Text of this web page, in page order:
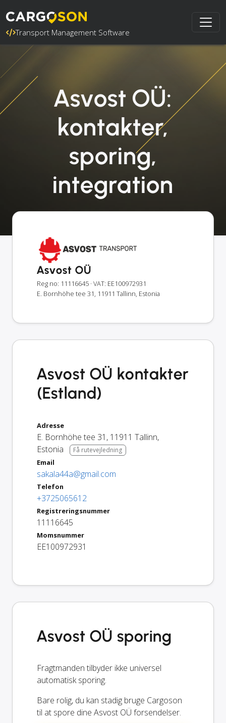
Transport Management Software
Asvost OÜ:
kontakter,
sporing,
integration
Asvost OÜ
Reg no: 11116645 · VAT: EE100972931
E. Bornhöhe tee 31, 11911 Tallinn, Estonia
Asvost OÜ kontakter
(Estland)
Adresse
E. Bornhöhe tee 31 , 11911 Tallinn,
Estonia
Få rutevejledning
Email
sakala44a@gmail.com
Telefon
+3725065612
Registreringsnummer
11116645
Momsnummer
EE100972931
Asvost OÜ sporing
Fragtmanden tilbyder ikke universel
automatisk sporing.
Bare rolig, du kan stadig bruge Cargoson
til at spore dine Asvost OÜ forsendelser.